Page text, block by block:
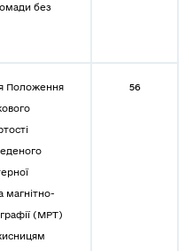
без
Положення
магнітно-
(МРТ)
56